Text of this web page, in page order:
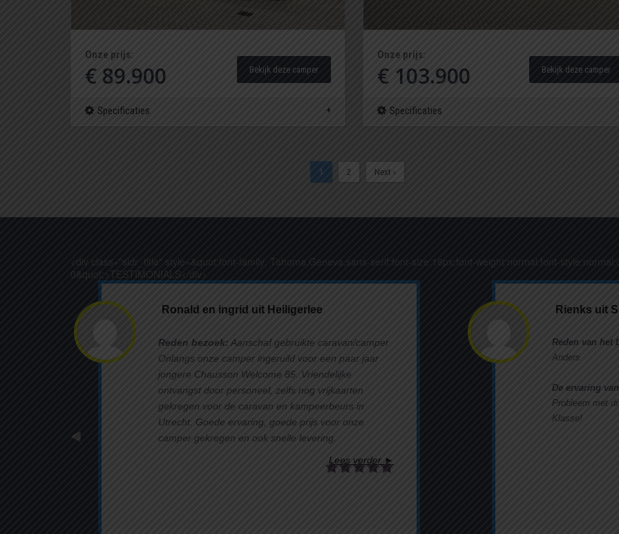
Onze prijs:
€ 89.900 Bekijk deze camper
Specificaties
Onze prijs:
€ 103.900 Bekijk deze camper
Specificaties
1 2 Next ›
<div class="sldr_title" style=&quot;font-family: Tahoma,Geneva,sans-serif;font-size:18px;font-weight:normal;font-
0&quot;>TESTIMONIALS</div>
Ronald en ingrid uit Heiligerlee
Reden bezoek: Aanschaf gebruikte caravan/camper
Onlangs onze camper ingeruild voor een paar jaar
jongere Chausson Welcome 85. Vriendelijke
ontvangst door personeel, zelfs nog vrijkaarten
gekregen voor de caravan en kampeerbeurs in
Utrecht. Goede ervaring, goede prijs voor onze
camper gekregen en ook snelle levering.
Lees verder ►
Rienks uit
Reden van het
Anders
De ervaring
Probleem met
Klasse!